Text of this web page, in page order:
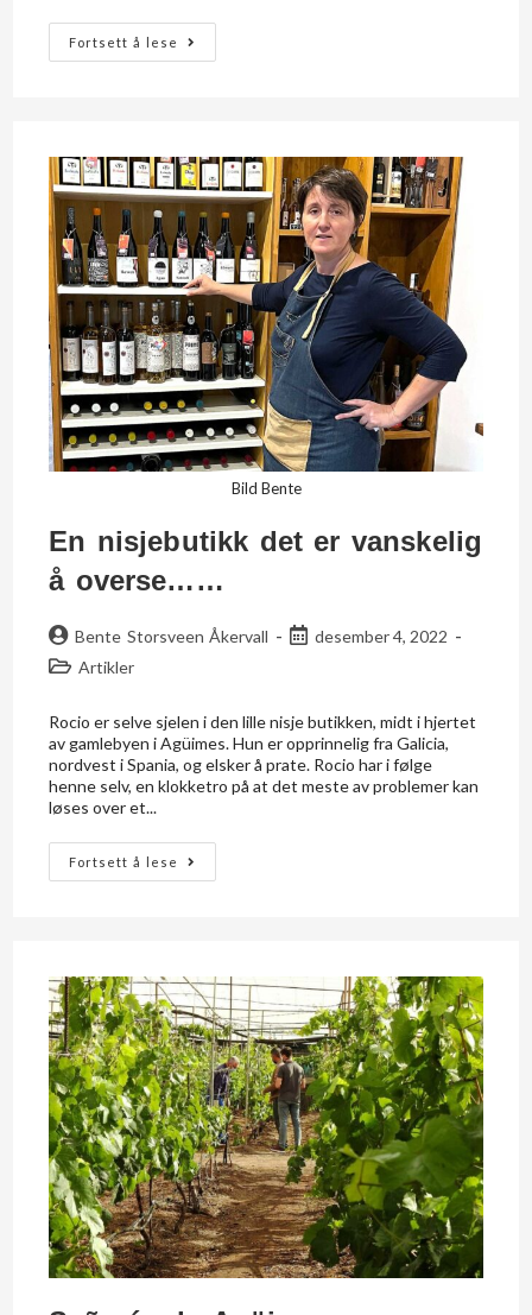
Fortsett å lese
Bild Bente
En nisjebutikk det er vanskelig
å overse……
Bente Storsveen Åkervall
desember 4, 2022
Artikler
Rocio er selve sjelen i den lille nisje butikken, midt i hjertet
av gamlebyen i Agüimes. Hun er opprinnelig fra Galicia,
nordvest i Spania, og elsker å prate. Rocio har i følge
henne selv, en klokketro på at det meste av problemer kan
løses over et...
Fortsett å lese